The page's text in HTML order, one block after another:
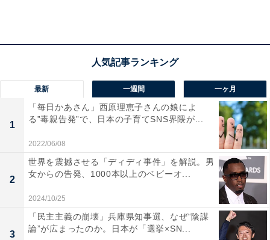
スパコロ調べ（全国に住む15～59歳の5874人に対して2021年9月10～12日
にインターネット調査を実施）
自由回答では「モバイルオーダーができてからお店で並
ばなくて良いため時短になり密を回避できる（女性・20
代）」「限定で早く新作情報が見れるところがいい（男
最新 一週間 一ヶ月
1
「毎日かあさん」西原理恵子さんの娘によ
る”毒親告発”で、日本の子育てSNS界隈が...
2022/06/08
2
世界を震撼させる「ディディ事件」を解説。男
女からの告発、1000本以上のベビーオ...
2024/10/25
3
「民主主義の崩壊」兵庫県知事選、なぜ“陰謀
論”が広まったのか。日本が「選挙×SN...